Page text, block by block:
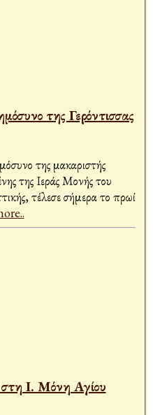
της Γερόντισσας
της μακαριστής
της Ιεράς Μονής του
τέλεσε σήμερα το πρωί
Ι. Μόνη Αγίου